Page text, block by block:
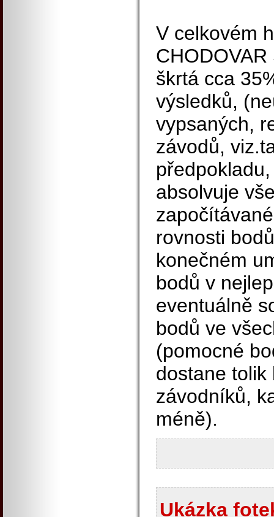
V celkovém
škrtá cca
výsledků,
vypsaných,
závodů,
absolvuje
rovnosti
konečném
bodů v
eventuálně
bodů ve
(pomocné
dostane tolik
závodníků,
méně).
Ukázka